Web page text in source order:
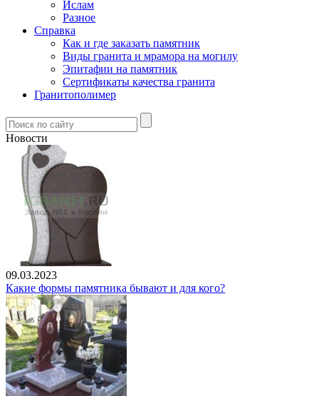
Ислам
Разное
Справка
Как и где заказать памятник
Виды гранита и мрамора на могилу
Эпитафии на памятник
Сертификаты качества гранита
Гранитополимер
Новости
09.03.2023
Какие формы памятника бывают и для кого?